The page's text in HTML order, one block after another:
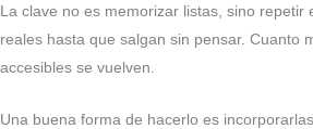
La clave no es memorizar listas, sino repetir
reales hasta que salgan sin pensar. Cuanto
accesibles se vuelven.
Una buena forma de hacerlo es